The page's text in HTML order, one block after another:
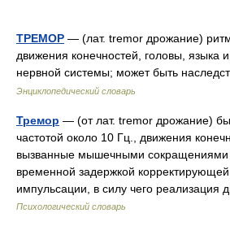
ТРЕМОР — (лат. tremor дрожание)
движения конечностей, головы, языка
нервной системы; может быть
Энциклопедический словарь
Тремор — (от лат. tremor дрожание)
частотой около 10 Гц., движения
вызванные мышечными сокращениями
временной задержкой
импульсации, в силу чего реализация
Психологический словарь